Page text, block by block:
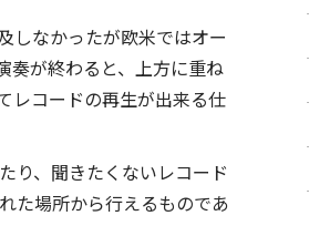
しなかったが欧米ではオー
奏が終わると、上方に重ね
レコードの再生が出来る仕
り、聞きたくないレコード
た場所から行えるものであ